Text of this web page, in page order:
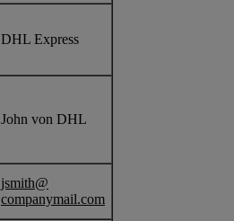
DHL Express
John von DHL
jsmith@
companymail.com